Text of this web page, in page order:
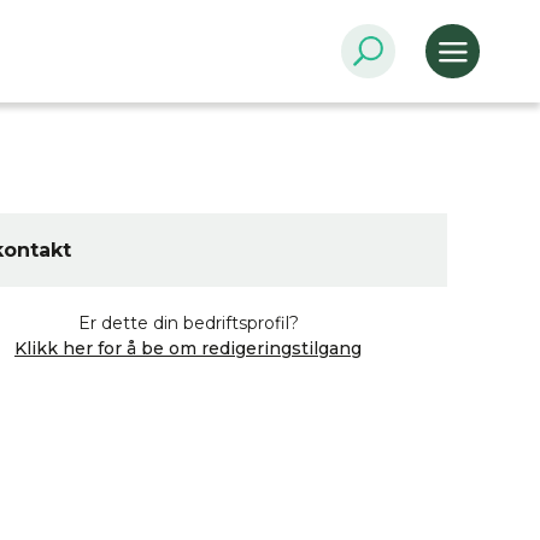
Er dette din bedriftsprofil?
Klikk her for å be om redigeringstilgang